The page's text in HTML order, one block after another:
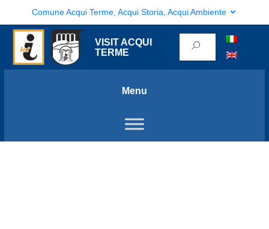
Comune Acqui Terme, Acqui Storia, Acqui Ambiente
VISIT ACQUI
TERME
Menu